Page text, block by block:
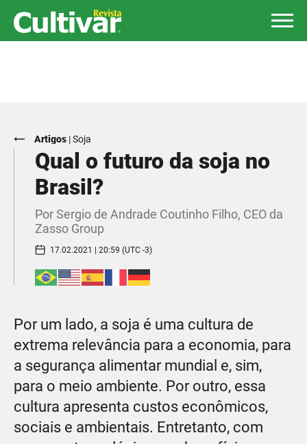
Artigos |Soja
Qual o futuro da soja no
Brasil?
Por Sergio de Andrade Coutinho Filho, CEO da
Zasso Group
17.02.2021 | 20:59 (UTC -3)
Por um lado, a soja é uma cultura de
extrema relevância para a economia, para
a segurança alimentar mundial e, sim,
para o meio ambiente. Por outro, essa
cultura apresenta custos econômicos,
sociais e ambientais. Entretanto, com